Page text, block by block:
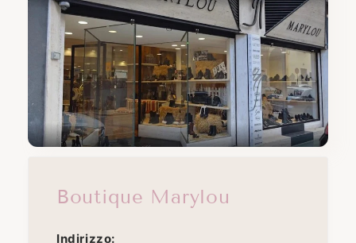
Boutique Marylou
Indirizzo: